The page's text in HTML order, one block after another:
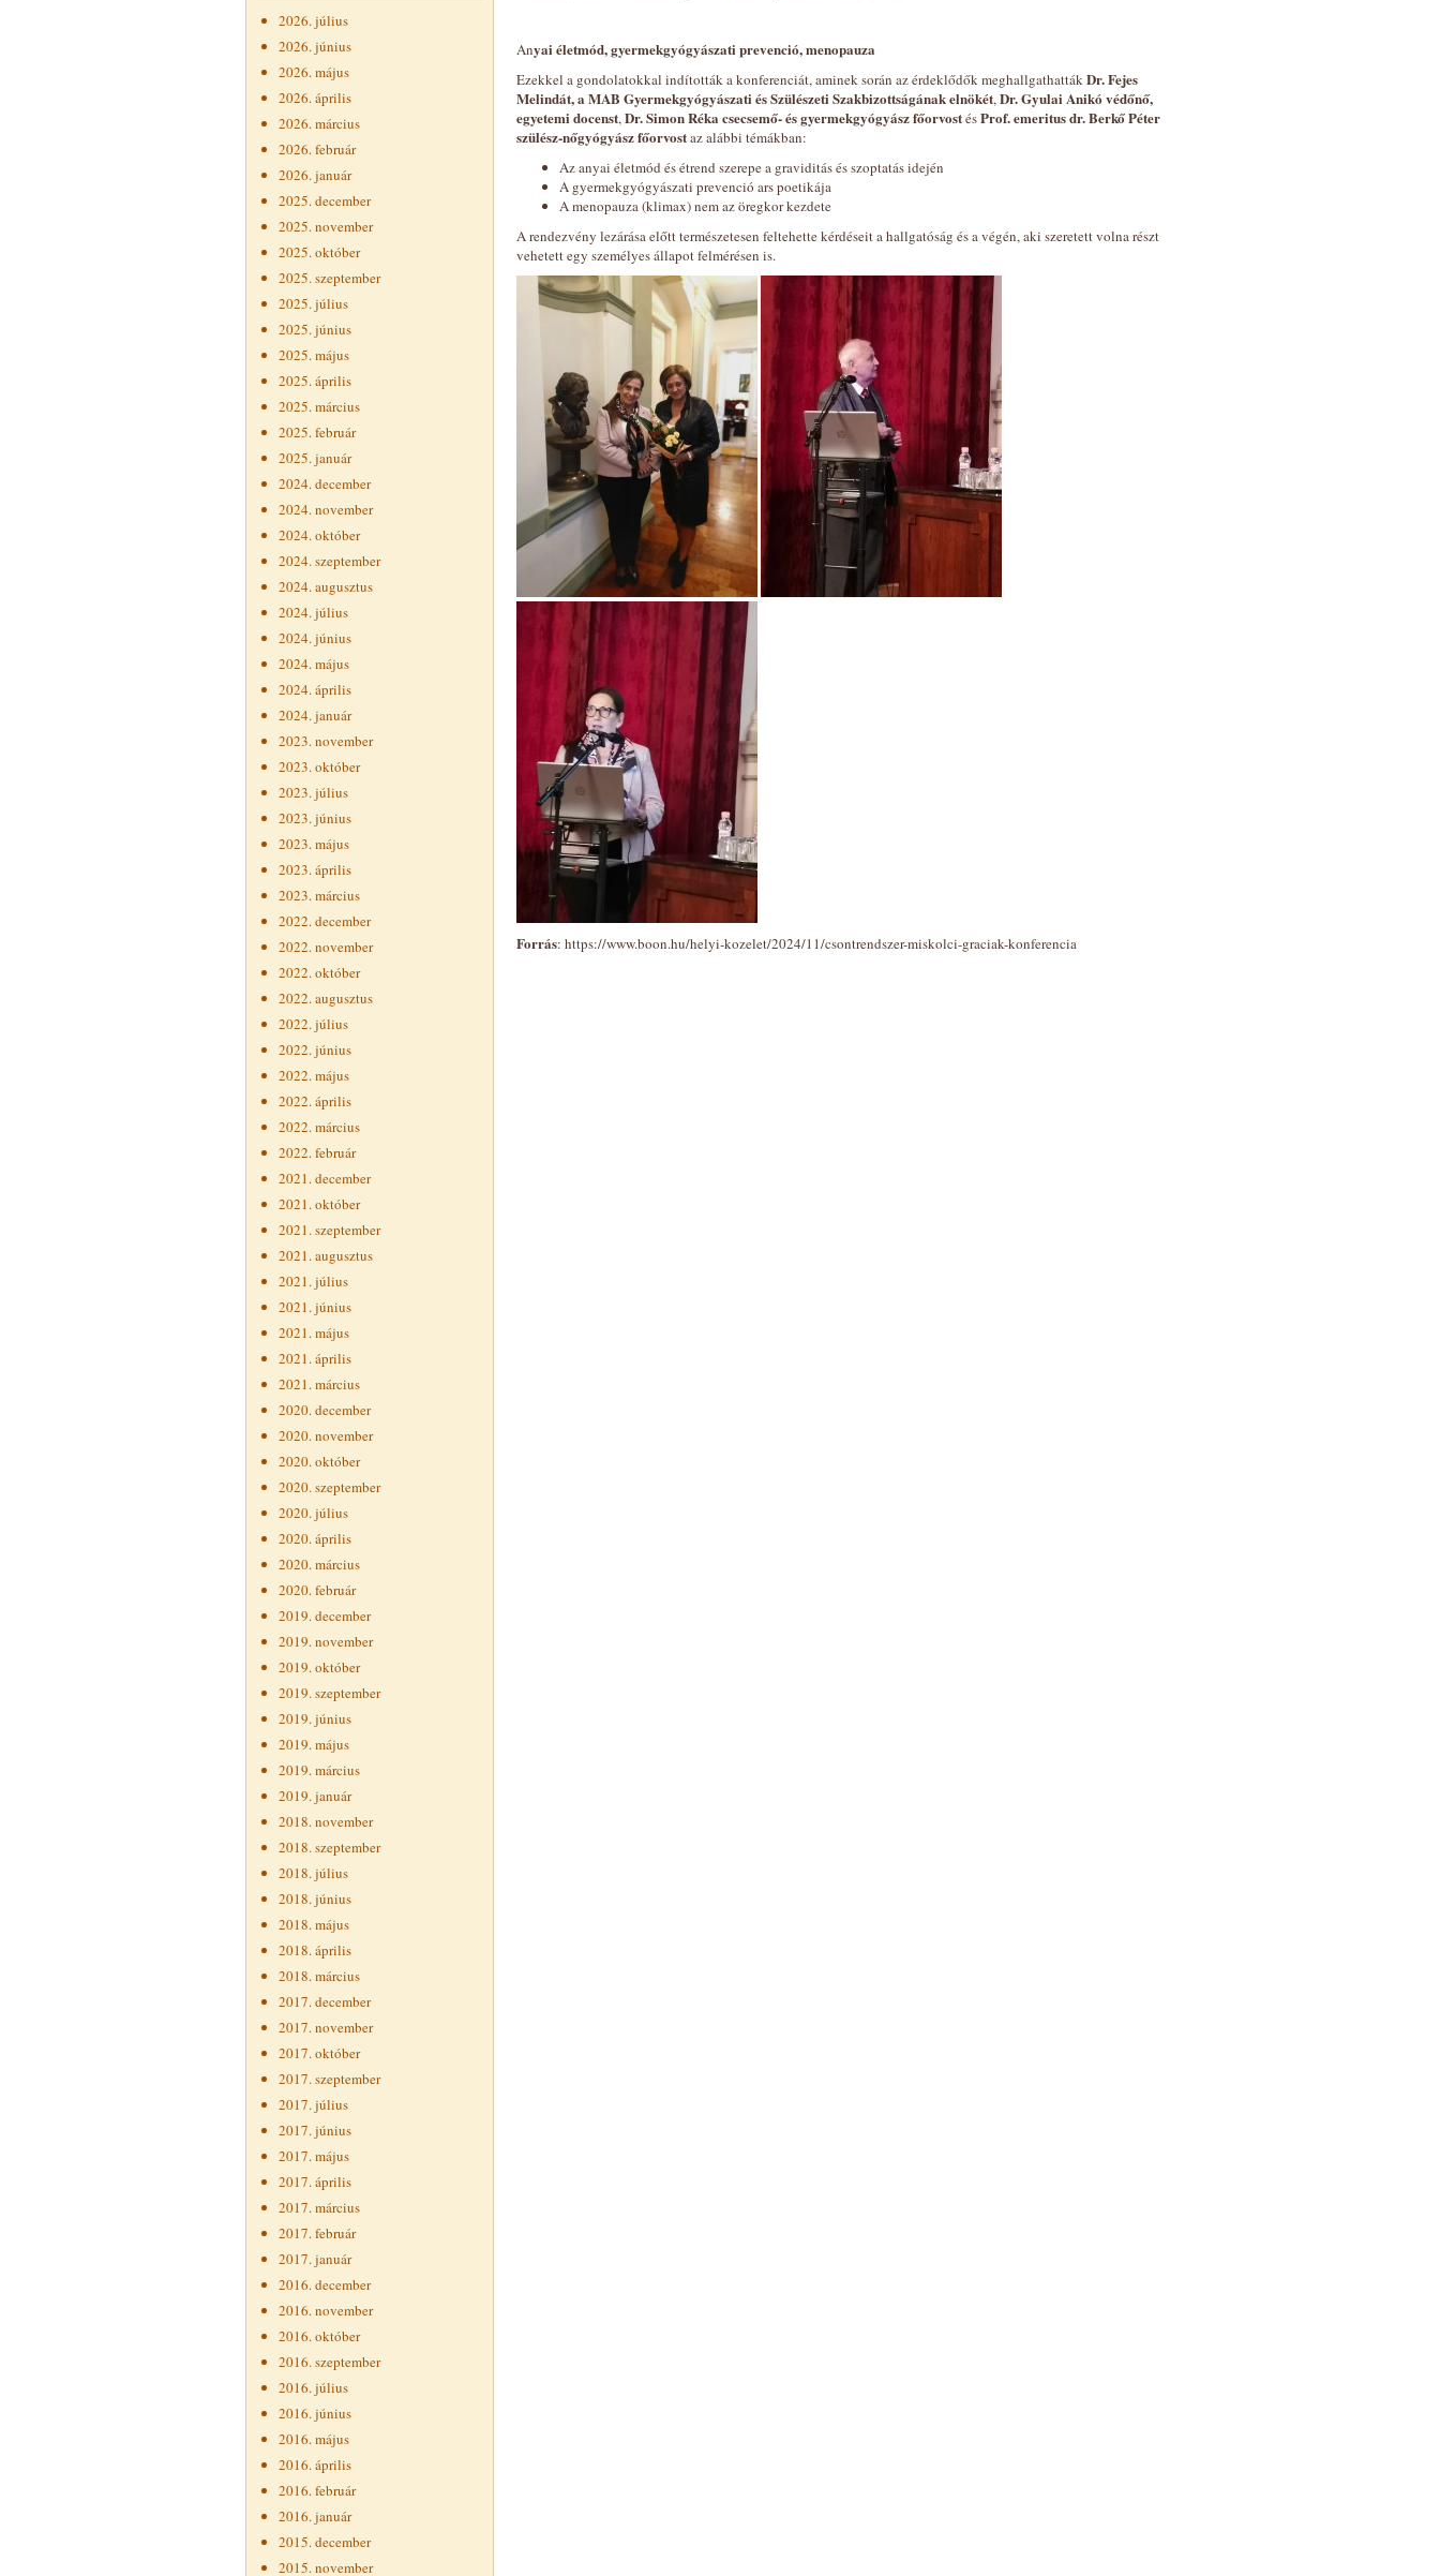
2026. július
2026. június
2026. május
2026. április
2026. március
2026. február
2026. január
2025. december
2025. november
2025. október
2025. szeptember
2025. július
2025. június
2025. május
2025. április
2025. március
2025. február
2025. január
2024. december
2024. november
2024. október
2024. szeptember
2024. augusztus
2024. július
2024. június
2024. május
2024. április
2024. január
2023. november
2023. október
2023. július
2023. június
2023. május
2023. április
2023. március
2022. december
2022. november
2022. október
2022. augusztus
2022. július
2022. június
2022. május
2022. április
2022. március
2022. február
2021. december
2021. október
2021. szeptember
2021. augusztus
2021. július
2021. június
2021. május
2021. április
2021. március
2020. december
2020. november
2020. október
2020. szeptember
2020. július
2020. április
2020. március
2020. február
2019. december
2019. november
2019. október
2019. szeptember
2019. június
2019. május
2019. március
2019. január
2018. november
2018. szeptember
2018. július
2018. június
2018. május
2018. április
2018. március
2017. december
2017. november
2017. október
2017. szeptember
2017. július
2017. június
2017. május
2017. április
2017. március
2017. február
2017. január
2016. december
2016. november
2016. október
2016. szeptember
2016. július
2016. június
2016. május
2016. április
2016. február
2016. január
2015. december
2015. november
Anyai életmód, gyermekgyógyászati prevenció, menopauza
Ezekkel a gondolatokkal indították a konferenciát, aminek során az érdeklődők meghallgathattákDr. Fejes
Melindát, a MAB Gyermekgyógyászati és Szülészeti Szakbizottságának elnökét,Dr. Gyulai Anikó védőnő,
egyetemi docenst,Dr. Simon Réka csecsemő- és gyermekgyógyász főorvostésProf. emeritus dr. Berkő Péter
szülész-nőgyógyász főorvostaz alábbi témákban:
Az anyai életmód és étrend szerepe a graviditás és szoptatás idején
A gyermekgyógyászati prevenció ars poetikája
A menopauza (klimax) nem az öregkor kezdete
A rendezvény lezárása előtt természetesen feltehette kérdéseit a hallgatóság és a végén, aki szeretett volna részt
vehetett egy személyes állapot felmérésen is.
Forrás: https://www.boon.hu/helyi-kozelet/2024/11/csontrendszer-miskolci-graciak-konferencia